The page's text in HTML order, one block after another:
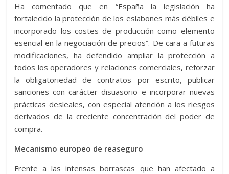
Ha comentado que en “España la legislación ha
fortalecido la protección de los eslabones más débiles e
incorporado los costes de producción como elemento
esencial en la negociación de precios”. De cara a futuras
modificaciones, ha defendido ampliar la protección a
todos los operadores y relaciones comerciales, reforzar
la obligatoriedad de contratos por escrito, publicar
sanciones con carácter disuasorio e incorporar nuevas
prácticas desleales, con especial atención a los riesgos
derivados de la creciente concentración del poder de
compra.
Mecanismo europeo de reaseguro
Frente a las intensas borrascas que han afectado a